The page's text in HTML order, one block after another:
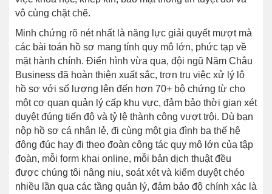
vô cùng chặt chẽ.
Minh chứng rõ nét nhất là năng lực giải quyết mượt mà
các bài toán hồ sơ mang tính quy mô lớn, phức tạp về
mặt hành chính. Điển hình vừa qua, đội ngũ Năm Châu
Business đã hoàn thiện xuất sắc, trơn tru việc xử lý lô
hồ sơ với số lượng lên đến hơn 70+ bộ chứng từ cho
một cơ quan quản lý cấp khu vực, đảm bảo thời gian xét
duyệt đúng tiến độ và tỷ lệ thành công vượt trội. Dù bạn
nộp hồ sơ cá nhân lẻ, đi cùng một gia đình ba thế hệ
đông đúc hay đi theo đoàn công tác quy mô lớn của tập
đoàn, mỗi form khai online, mỗi bản dịch thuật đều
được chúng tôi nâng niu, soát xét và kiểm duyệt chéo
nhiều lần qua các tầng quản lý, đảm bảo độ chính xác là